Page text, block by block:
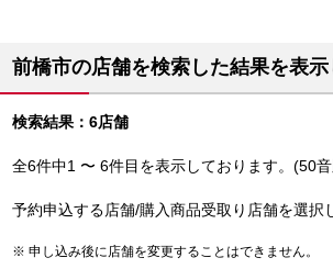
前橋市の店舗を検索した結果を表
検索結果：6店舗
全6件中1 〜 6件目を表示しております。(50
予約申込する店舗/購入商品受取り店舗を選択
申し込み後に店舗を変更することはできません。